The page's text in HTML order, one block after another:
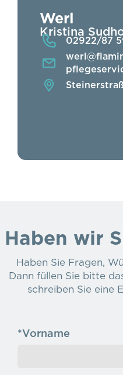
Werl
Kristina
02922/87
Haben wir
Haben Sie Fragen,
Dann füllen Sie bitte
schreiben Sie eine
*Vorname